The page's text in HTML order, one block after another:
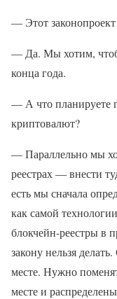
— Этот законопроект
— Да. Мы хотим,
конца года.
— А что планируете
криптовалют?
— Параллельно мы
реестрах — внести
есть мы сначала
как самой
блокчейн-реестры в
закону нельзя
месте. Нужно
месте и